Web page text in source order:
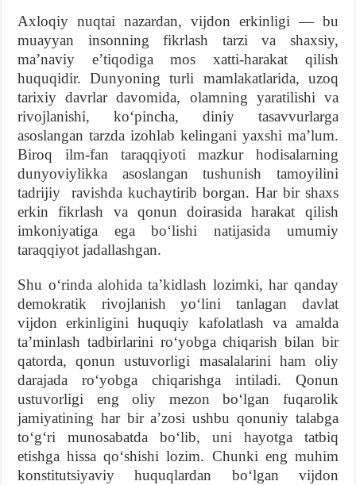
Axloqiy nuqtai nazardan, vijdon erkinligi — bu
muayyan insonning fikrlash tarzi va shaxsiy,
ma’naviy e’tiqodiga mos xatti-harakat qilish
huquqidir. Dunyoning turli mamlakatlarida, uzoq
tarixiy davrlar davomida, olamning yaratilishi va
rivojlanishi, ko‘pincha, diniy tasavvurlarga
asoslangan tarzda izohlab kelingani yaxshi ma’lum.
Biroq ilm-fan taraqqiyoti mazkur hodisalarning
dunyoviylikka asoslangan tushunish tamoyilini
tadrijiy ravishda kuchaytirib borgan. Har bir shaxs
erkin fikrlash va qonun doirasida harakat qilish
imkoniyatiga ega bo‘lishi natijasida umumiy
taraqqiyot jadallashgan.
Shu o‘rinda alohida ta’kidlash lozimki, har qanday
demokratik rivojlanish yo‘lini tanlagan davlat
vijdon erkinligini huquqiy kafolatlash va amalda
ta’minlash tadbirlarini ro‘yobga chiqarish bilan bir
qatorda, qonun ustuvorligi masalalarini ham oliy
darajada ro‘yobga chiqarishga intiladi. Qonun
ustuvorligi eng oliy mezon bo‘lgan fuqarolik
jamiyatining har bir a’zosi ushbu qonuniy talabga
to‘g‘ri munosabatda bo‘lib, uni hayotga tatbiq
etishga hissa qo‘shishi lozim. Chunki eng muhim
konstitutsiyaviy huquqlardan bo‘lgan vijdon